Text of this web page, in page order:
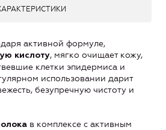
активной формуле,
кислоту, мягко очищает кожу,
клетки эпидермиса и
использовании дарит
безупречную чистоту и
в комплексе с активным